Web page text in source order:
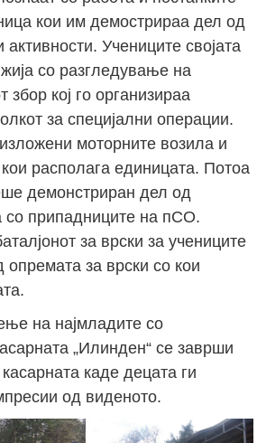
кои им демострираа дел од
активности. Учениците својата
со разгледување на
збор кој го организираа
за специјални операции.
моторните возила и
располага единицата. Потоа
демонстриран дел од
со припадниците на пСО.
за врски за учениците
опремата за врски со кои
на најмладите со
„Илинден“ се заврши
каде децата ги
од виденото.